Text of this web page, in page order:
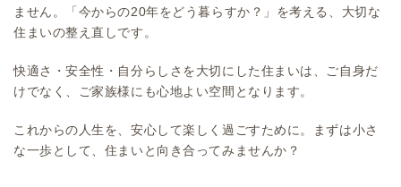
ません。「今からの20年をどう暮らすか？」を考える、大切な
住まいの整え直しです。
快適さ・安全性・自分らしさを大切にした住まいは、ご自身だ
けでなく、ご家族様にも心地よい空間となります。
これからの人生を、安心して楽しく過ごすために。まずは小さ
な一歩として、住まいと向き合ってみませんか？